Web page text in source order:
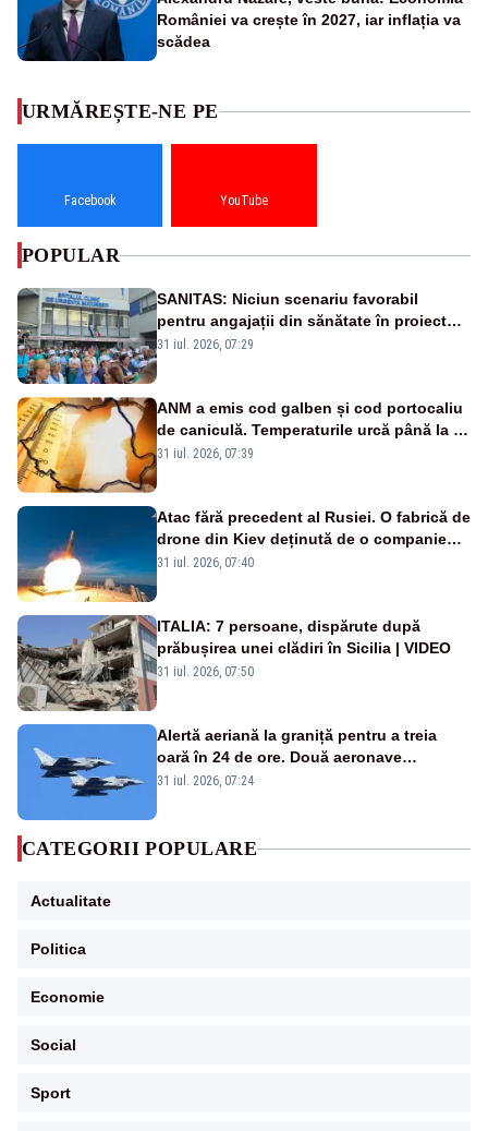
României va crește în 2027, iar inflația va
scădea
URMĂREȘTE-NE PE
Facebook YouTube
POPULAR
SANITAS: Niciun scenariu favorabil
pentru angajații din sănătate în proiectul
Legii salarizării
31 iul. 2026, 07:29
ANM a emis cod galben și cod portocaliu
de caniculă. Temperaturile urcă până la 38
de grade, iar nopțile devin tropicale
31 iul. 2026, 07:39
Atac fără precedent al Rusiei. O fabrică de
drone din Kiev deținută de o companie
americană, distrusă de o rachetă
31 iul. 2026, 07:40
ITALIA: 7 persoane, dispărute după
prăbușirea unei clădiri în Sicilia | VIDEO
31 iul. 2026, 07:50
Alertă aeriană la graniță pentru a treia
oară în 24 de ore. Două aeronave
Eurofighter britanice au fost ridicate de la
31 iul. 2026, 07:24
CATEGORII POPULARE
Actualitate
Politica
Economie
Social
Sport